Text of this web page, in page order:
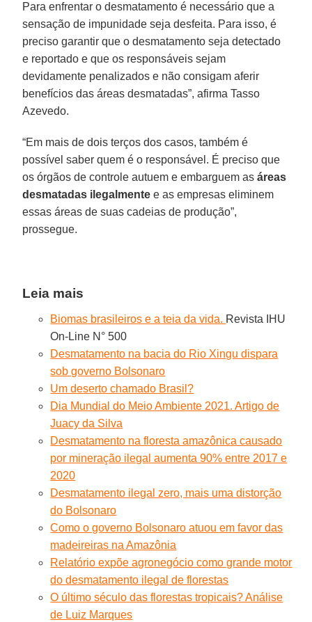
Para enfrentar o desmatamento é necessário que a
sensação de impunidade seja desfeita. Para isso, é
preciso garantir que o desmatamento seja detectado
e reportado e que os responsáveis sejam
devidamente penalizados e não consigam aferir
benefícios das áreas desmatadas”, afirma Tasso
Azevedo.
“Em mais de dois terços dos casos, também é
possível saber quem é o responsável. É preciso que
os órgãos de controle autuem e embarguem asáreas
desmatadas ilegalmente e as empresas eliminem
essas áreas de suas cadeias de produção”,
prossegue.
Leia mais
Biomas brasileiros e a teia da vida. Revista IHU
On-Line N° 500
Desmatamento na bacia do Rio Xingu dispara
sob governo Bolsonaro
Um deserto chamado Brasil?
Dia Mundial do Meio Ambiente 2021. Artigo de
Juacy da Silva
Desmatamento na floresta amazônica causado
por mineração ilegal aumenta 90% entre 2017 e
2020
Desmatamento ilegal zero, mais uma distorção
do Bolsonaro
Como o governo Bolsonaro atuou em favor das
madeireiras na Amazônia
Relatório expõe agronegócio como grande motor
do desmatamento ilegal de florestas
O último século das florestas tropicais? Análise
de Luiz Marques